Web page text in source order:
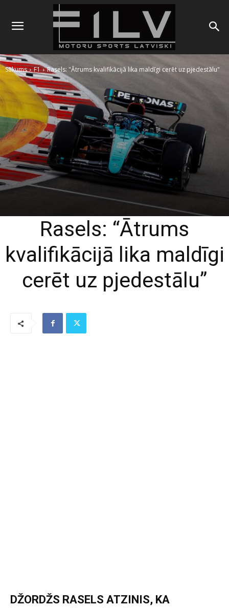
Sākums F1 Rasels: "Ātrums kvalifikācijā lika maldīgi cerēt uz pjedestālu"
Rasels: “Ātrums
kvalifikācijā lika maldīgi
cerēt uz pjedestālu”
DŽORDŽS RASELS ATZINIS, KA